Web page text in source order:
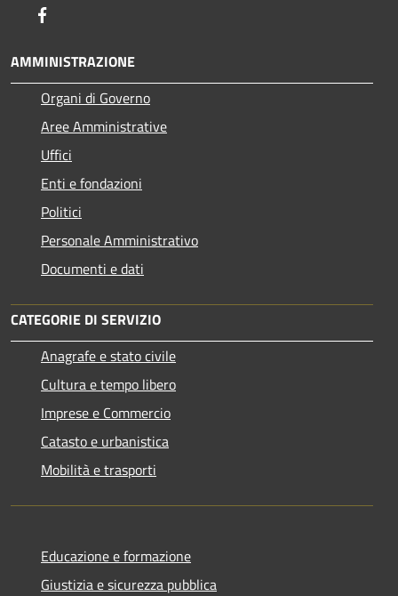
AMMINISTRAZIONE
Organi di Governo
Aree Amministrative
Uffici
Enti e fondazioni
Politici
Personale Amministrativo
Documenti e dati
CATEGORIE DI SERVIZIO
Anagrafe e stato civile
Cultura e tempo libero
Imprese e Commercio
Catasto e urbanistica
Mobilità e trasporti
Educazione e formazione
Giustizia e sicurezza pubblica